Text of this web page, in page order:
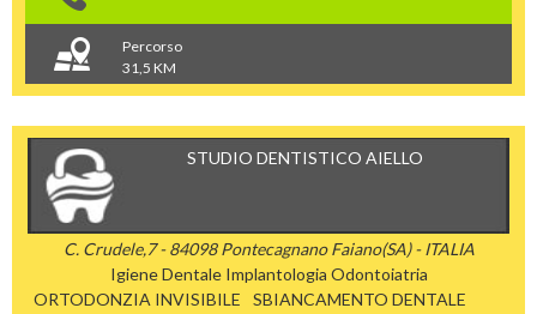
Percorso
31,5 KM
STUDIO DENTISTICO AIELLO
C. Crudele,7 - 84098 Pontecagnano Faiano(SA) - ITALIA
Igiene Dentale Implantologia Odontoiatria
ORTODONZIA INVISIBILE
SBIANCAMENTO DENTALE